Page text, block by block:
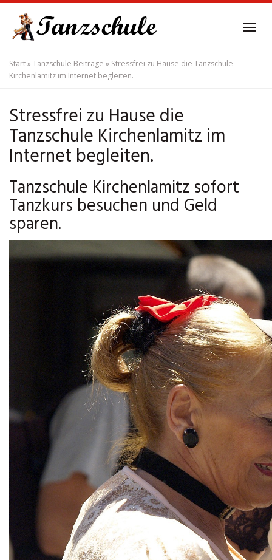
main
content
Start»Tanzschule Beiträge » Stressfrei zu Hause die Tanzschule
Kirchenlamitz im Internet begleiten.
Stressfrei zu Hause die
Tanzschule Kirchenlamitz im
Internet begleiten.
Tanzschule Kirchenlamitz sofort
Tanzkurs besuchen und Geld
sparen.